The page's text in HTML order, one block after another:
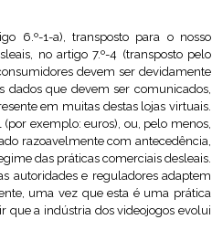
6.º-1-a), transposto para o nosso
no artigo 7.º-4 (transposto pelo
devem ser devidamente
dados que devem ser comunicados,
em muitas destas lojas virtuais.
exemplo: euros), ou, pelo menos,
razoavelmente com antecedência,
das práticas comerciais desleais.
autoridades e reguladores adaptem
uma vez que esta é uma prática
que a indústria dos videojogos evolui